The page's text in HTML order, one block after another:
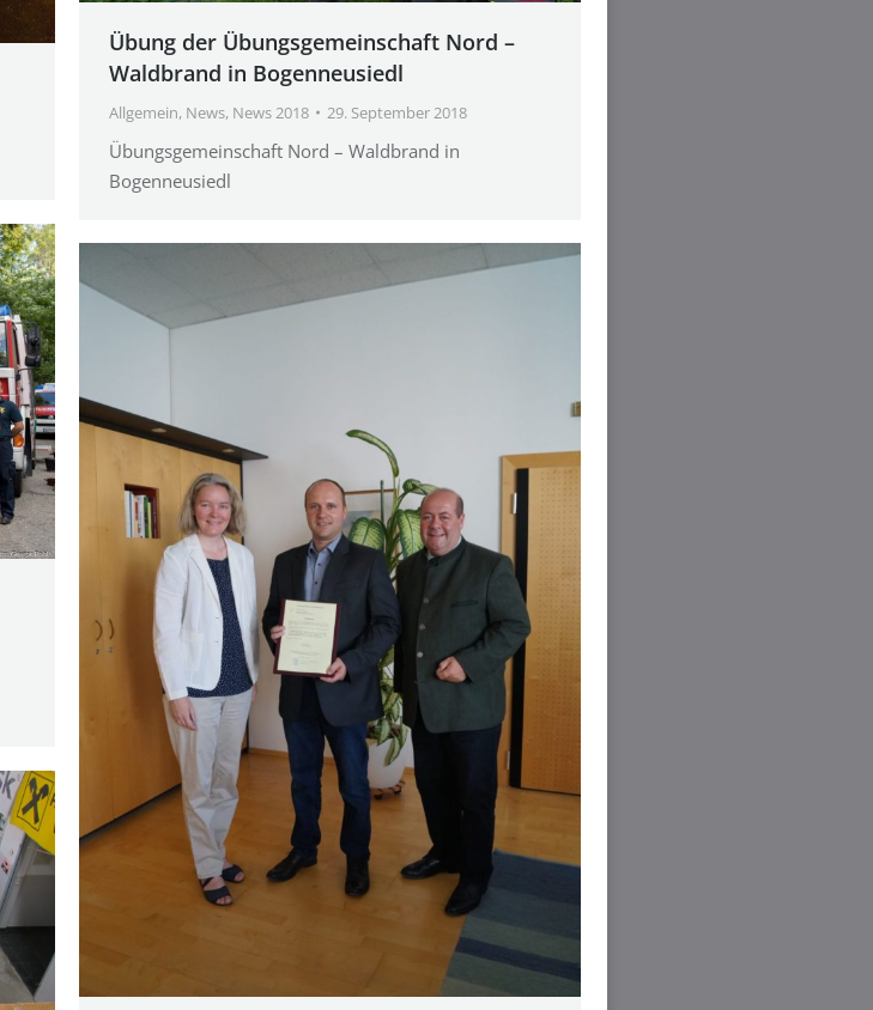
Übung der Übungsgemeinschaft Nord –
Waldbrand in Bogenneusiedl
Allgemein, News, News 2018 29. September 2018
Übungsgemeinschaft Nord – Waldbrand in
Bogenneusiedl